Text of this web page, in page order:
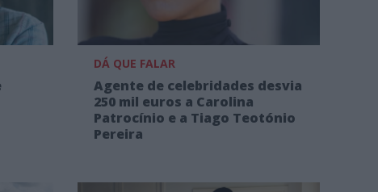
DÁ QUE FALAR
Agente de celebridades desvia
250 mil euros a Carolina
Patrocínio e a Tiago Teotónio
Pereira